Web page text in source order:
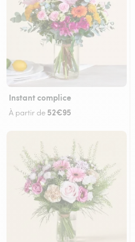
Instant complice
À partir de 52€95